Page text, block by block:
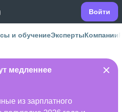
Войти
и обучениеЭкспертыКомпании
медленнее
из зарплатного